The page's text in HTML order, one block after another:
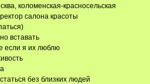
коломенская-красносельская
салона красоты
вставать
если я их люблю
без близких людей